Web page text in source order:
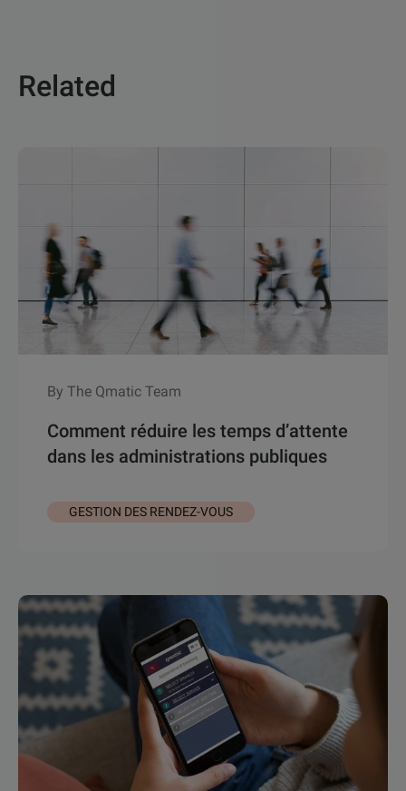
Related
By The Qmatic Team
Comment réduire les temps d’attente
dans les administrations publiques
GESTION DES RENDEZ-VOUS